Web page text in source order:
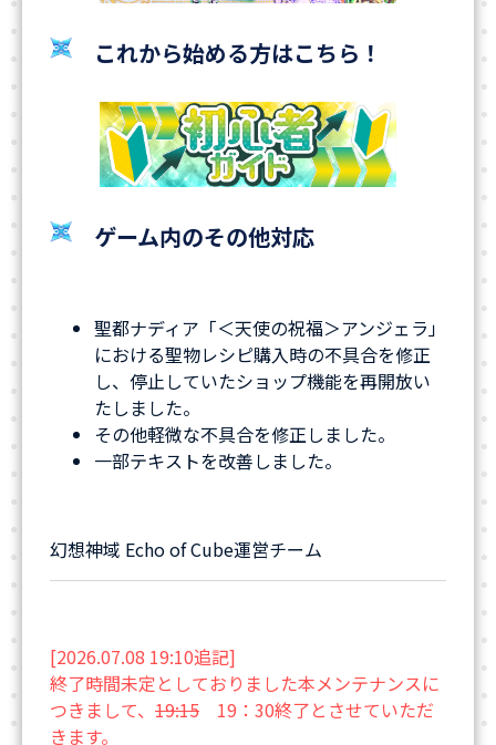
これから始める方はこちら！
ゲーム内のその他対応
聖都ナディア「＜天使の祝福＞アンジェラ」
における聖物レシピ購入時の不具合を修正
し、停止していたショップ機能を再開放い
たしました。
その他軽微な不具合を修正しました。
一部テキストを改善しました。
幻想神域 Echo of Cube運営チーム
[2026.07.08 19:10追記]
終了時間未定としておりました本メンテナンスに
つきまして、 19:15 19：30終了とさせていただ
きます。